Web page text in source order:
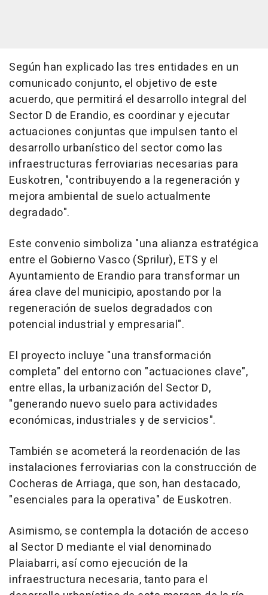
Según han explicado las tres entidades en un
comunicado conjunto, el objetivo de este
acuerdo, que permitirá el desarrollo integral del
Sector D de Erandio, es coordinar y ejecutar
actuaciones conjuntas que impulsen tanto el
desarrollo urbanístico del sector como las
infraestructuras ferroviarias necesarias para
Euskotren, "contribuyendo a la regeneración y
mejora ambiental de suelo actualmente
degradado".
Este convenio simboliza "una alianza estratégica
entre el Gobierno Vasco (Sprilur), ETS y el
Ayuntamiento de Erandio para transformar un
área clave del municipio, apostando por la
regeneración de suelos degradados con
potencial industrial y empresarial".
El proyecto incluye "una transformación
completa" del entorno con "actuaciones clave",
entre ellas, la urbanización del Sector D,
"generando nuevo suelo para actividades
económicas, industriales y de servicios".
También se acometerá la reordenación de las
instalaciones ferroviarias con la construcción de
Cocheras de Arriaga, que son, han destacado,
"esenciales para la operativa" de Euskotren.
Asimismo, se contempla la dotación de acceso
al Sector D mediante el vial denominado
Plaiabarri, así como ejecución de la
infraestructura necesaria, tanto para el